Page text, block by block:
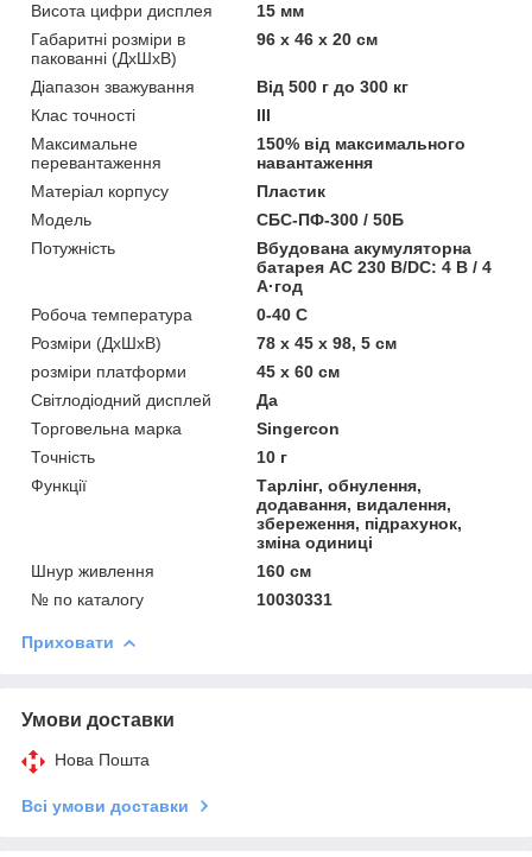
Висота цифри дисплея
15 мм
Габаритні розміри в
пакованні (ДхШхВ)
96 х 46 х 20 см
Діапазон зважування
Від 500 г до 300 кг
Клас точності
III
Максимальне
перевантаження
150% від максимального
навантаження
Матеріал корпусу
Пластик
Мoдель
СБС-ПФ-300 / 50Б
Потужність
Вбудована акумуляторна
батарея AC 230 В/DC: 4 В / 4
А·год
Робоча температура
0-40 С
Розміри (ДхШхВ)
78 х 45 х 98, 5 см
розміри платформи
45 х 60 см
Світлодіодний дисплей
Да
Торговельна марка
Singercon
Точність
10 г
Функції
Тарлінг, обнулення,
додавання, видалення,
збереження, підрахунок,
зміна одиниці
Шнур живлення
160 см
№ по каталогу
10030331
Приховати
Умови доставки
Нова Пошта
Всі умови доставки